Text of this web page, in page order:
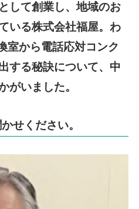
して創業し、地域のお
いる株式会社福屋。わ
室から電話応対コンク
する秘訣について、中
がいました。
せください。